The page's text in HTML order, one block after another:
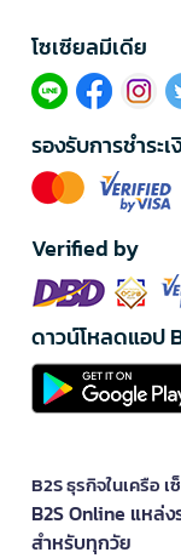
โซเซียลมีเดีย​
รองรับการชำระเ
Verified by
ดาวน์โหลดแอป
B2S ธุรกิจในเครือ
B2S Online แหล่
สำหรับทุกวัย